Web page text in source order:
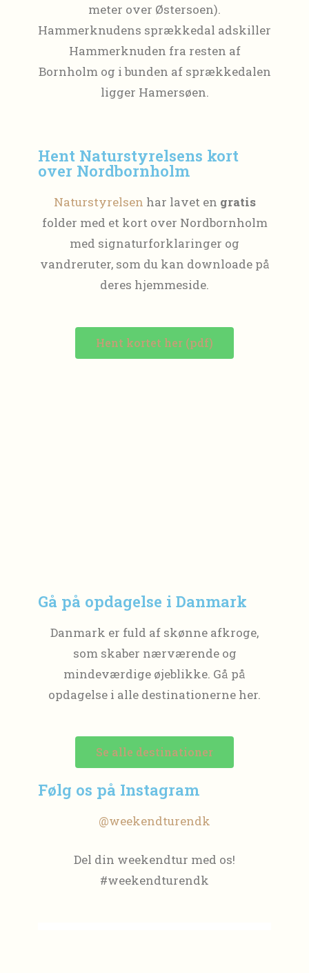
meter over Østersoen).
Hammerknudens sprækkedal adskiller
Hammerknuden fra resten af
Bornholm og i bunden af sprækkedalen
ligger Hamersøen.
Hent Naturstyrelsens kort
over Nordbornholm
Naturstyrelsen har lavet en gratis
folder med et kort over Nordbornholm
med signaturforklaringer og
vandreruter, som du kan downloade på
deres hjemmeside.
Hent kortet her (pdf)
Gå på opdagelse i Danmark
Danmark er fuld af skønne afkroge,
som skaber nærværende og
mindeværdige øjeblikke. Gå på
opdagelse i alle destinationerne her.
Se alle destinationer
Følg os på Instagram
@weekendturendk
Del din weekendtur med os!
#weekendturendk